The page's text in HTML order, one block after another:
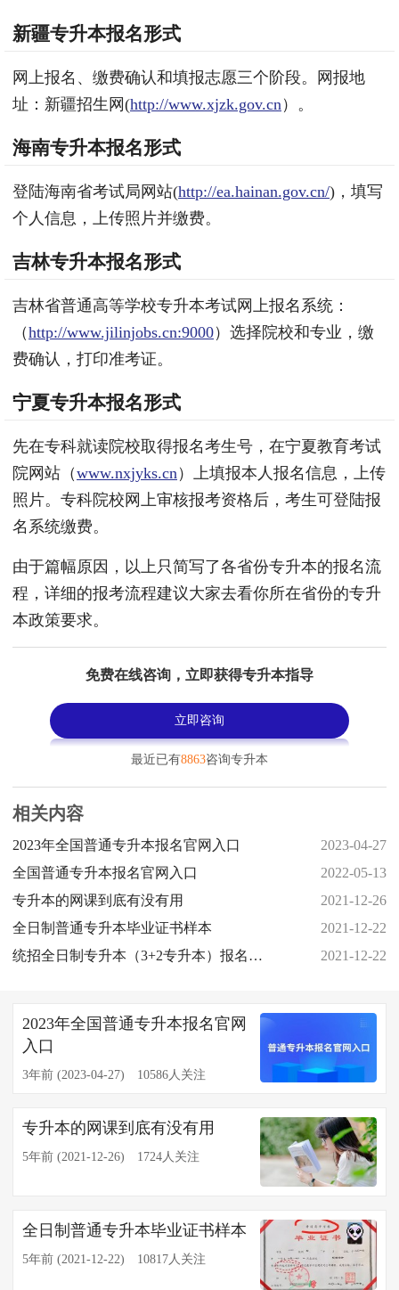
新疆专升本报名形式
网上报名、缴费确认和填报志愿三个阶段。网报地
址：新疆招生网(http://www.xjzk.gov.cn ）。
海南专升本报名形式
登陆海南省考试局网站(http://ea.hainan.gov.cn/)，填写
个人信息，上传照片并缴费。
吉林专升本报名形式
吉林省普通高等学校专升本考试网上报名系统：
（http://www.jilinjobs.cn:9000）选择院校和专业，缴
费确认，打印准考证。
宁夏专升本报名形式
先在专科就读院校取得报名考生号，在宁夏教育考试
院网站（www.nxjyks.cn ）上填报本人报名信息，上传
照片。专科院校网上审核报考资格后，考生可登陆报
名系统缴费。
由于篇幅原因，以上只简写了各省份专升本的报名流
程，详细的报考流程建议大家去看你所在省份的专升
本政策要求。
免费在线咨询，立即获得专升本指导
立即咨询
最近已有8863咨询专升本
相关内容
2023年全国普通专升本报名官网入口
2023-04-27
全国普通专升本报名官网入口
2022-05-13
专升本的网课到底有没有用
2021-12-26
全日制普通专升本毕业证书样本
2021-12-22
统招全日制专升本（3+2专升本）报名条件
2021-12-22
2023年全国普通专升本报名官网
入口
3年前 (2023-04-27) 10586人关注
专升本的网课到底有没有用
5年前 (2021-12-26) 1724人关注
全日制普通专升本毕业证书样本
5年前 (2021-12-22) 10817人关注